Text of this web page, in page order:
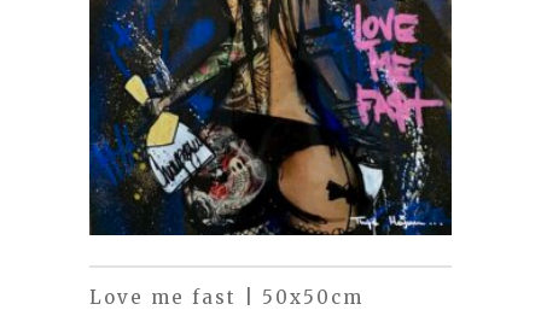
Love me fast | 50x50cm